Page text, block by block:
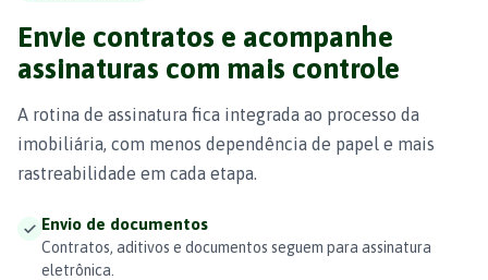
Envie contratos e acompanhe
assinaturas com mais controle
A rotina de assinatura fica integrada ao processo da
imobiliária, com menos dependência de papel e mais
rastreabilidade em cada etapa.
Envio de documentos
Contratos, aditivos e documentos seguem para assinatura
eletrônica.